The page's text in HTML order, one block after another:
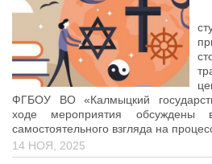
ДПО
Лицензия
Рабочие программы
Перечень ДПО
Музей КФ РГУ СоцТех
Материалы научно-
ФГБОУ ВО «Калмыцкий
ходе мероприятия обсуждены
самостоятельного взгляда на
14 НОЯ, 2025